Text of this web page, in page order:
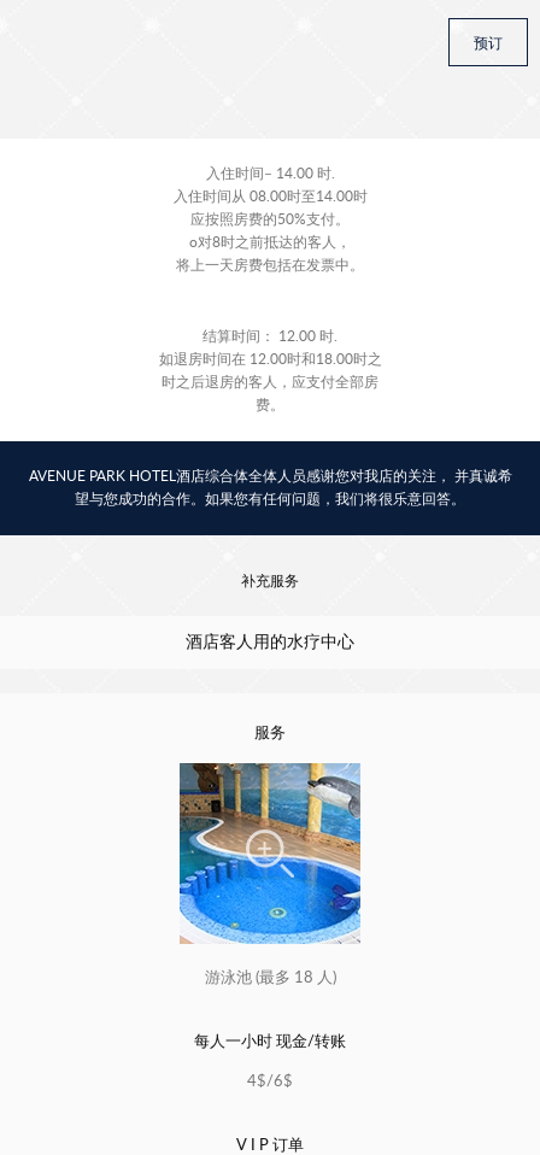
预订
入住时间– 14.00 时.
入住时间从 08.00时至14.00时
应按照房费的50%支付。
о对8时之前抵达的客人，
将上一天房费包括在发票中。
结算时间： 12.00 时.
如退房时间在 12.00时和18.00时之
时之后退房的客人，应支付全部房
费。
AVENUE PARK HOTEL酒店综合体全体人员感谢您对我店的关注， 并真诚希
望与您成功的合作。如果您有任何问题，我们将很乐意回答。
补充服务
酒店客人用的水疗中心
服务
游泳池 (最多 18 人)
每人一小时 现金/转账
4$/6$
V I P 订单